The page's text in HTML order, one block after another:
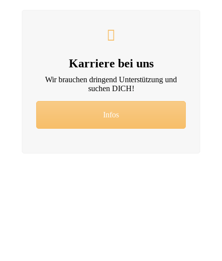
Karriere bei uns
Wir brauchen dringend Unterstützung und
suchen DICH!
Infos